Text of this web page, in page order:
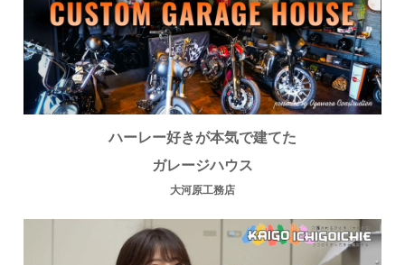
ハーレー好きが本気で建てた
ガレージハウス
大河原工務店